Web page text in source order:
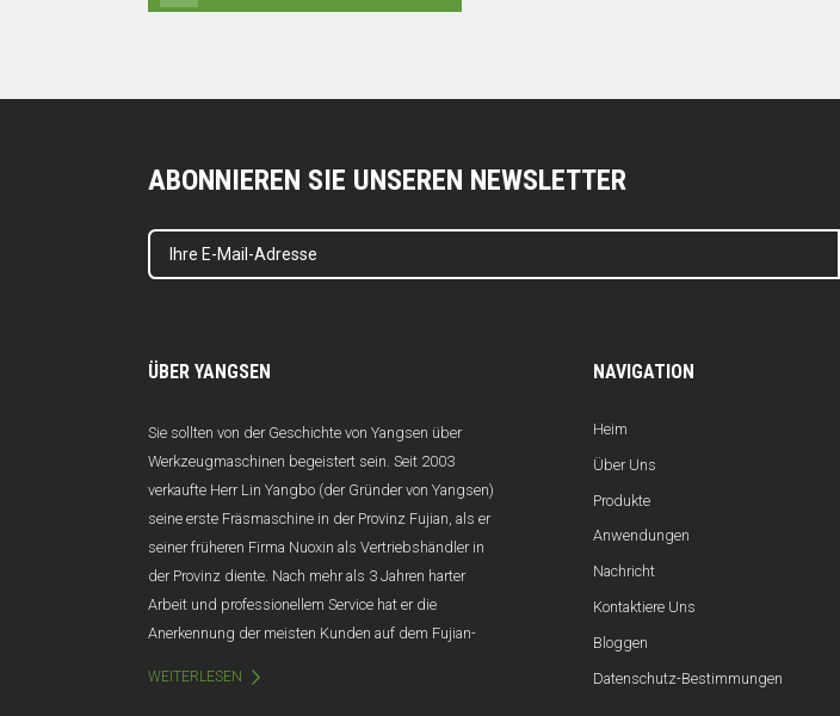
ABONNIEREN SIE UNSEREN NEWSLETTER
ÜBER YANGSEN
Sie sollten von der Geschichte von Yangsen über
Werkzeugmaschinen begeistert sein. Seit 2003
verkaufte Herr Lin Yangbo (der Gründer von Yangsen)
seine erste Fräsmaschine in der Provinz Fujian, als er
seiner früheren Firma Nuoxin als Vertriebshändler in
der Provinz diente. Nach mehr als 3 Jahren harter
Arbeit und professionellem Service hat er die
Anerkennung der meisten Kunden auf dem Fujian-
100 Millionen Yuan. Leider wurde Nuoxin aufgrund
WEITERLESEN
NAVIGATION
Heim
Über Uns
Produkte
Anwendungen
Nachricht
Kontaktiere Uns
Bloggen
Datenschutz-Bestimmungen